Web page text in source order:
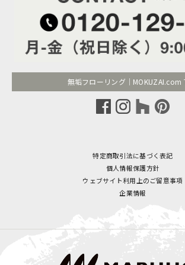
無垢フローリング｜MOKUZAI.com
特定商取引法に基づく表記
個人情報保護方針
ウェブサイト利用上のご留意事項
企業情報